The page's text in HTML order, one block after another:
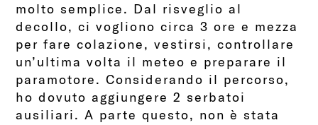
molto semplice. Dal risveglio al
decollo, ci vogliono circa 3 ore e mezza
per fare colazione, vestirsi, controllare
un’ultima volta il meteo e preparare il
paramotore. Considerando il percorso,
ho dovuto aggiungere 2 serbatoi
ausiliari. A partequesto, non è stata